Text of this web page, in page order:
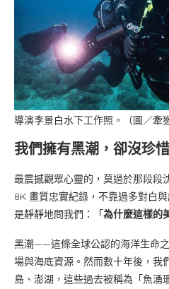
導演李景白水下工作照。（圖／牽
我們擁有黑潮，卻沒珍惜
最震撼觀眾心靈的，莫過於那段段
8K 畫質忠實紀錄，不靠過多對白
是靜靜地問我們：「為什麼這樣的
黑潮——這條全球公認的海洋生命
場與海底資源。然而數十年後，我
島、澎湖，這些過去被稱為「魚湧